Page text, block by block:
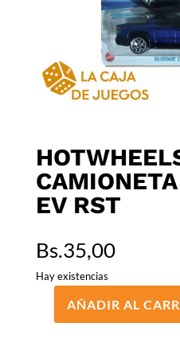
EV RST
Bs.35,00
Hay existencias
HOTWHEELS
AÑADIR AL